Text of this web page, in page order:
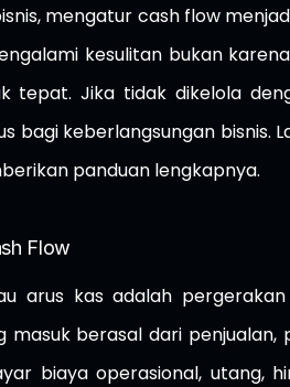
mengatur cash flow
kesulitan bukan
tepat. Jika tidak dikelola
bagi keberlangsungan bisnis.
panduan lengkapnya.
Flow
arus kas adalah
masuk berasal dari penjualan,
biaya operasional, utang,